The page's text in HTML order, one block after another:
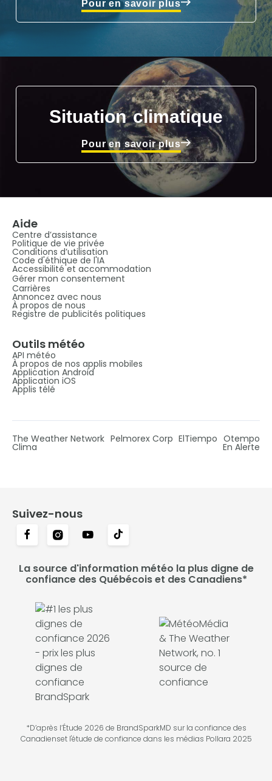
Pour en savoir plus
Situation climatique
Pour en savoir plus
Aide
Centre d’assistance
Politique de vie privée
Conditions d’utilisation
Code d'éthique de l'IA
Accessibilité et accommodation
Gérer mon consentement
Carrières
Annoncez avec nous
À propos de nous
Registre de publicités politiques
Outils météo
API météo
À propos de nos applis mobiles
Application Android
Application iOS
Applis télé
The Weather Network Pelmorex Corp ElTiempo Otempo
Clima En Alerte
Suivez-nous
La source d'information météo la plus digne de
confiance des Québécois et des Canadiens*
*D’après l’Étude 2026 de BrandSparkMD sur la confiance des
Canadienset l'étude de confiance dans les médias Pollara 2025